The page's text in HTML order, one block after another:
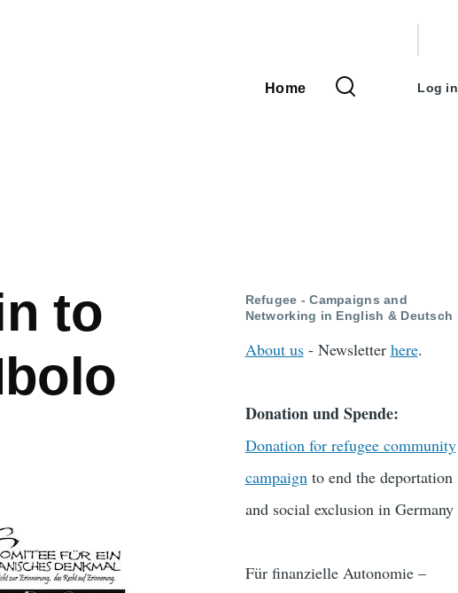
Main
Home
menu
Log in
to
Refugee - Campaigns and
Networking in English & Deutsch
About us- Newsletter here.
Donation und Spende:
Donation for refugee community
campaignto end the deportation
and social exclusion in Germany
Für finanzielle Autonomie –